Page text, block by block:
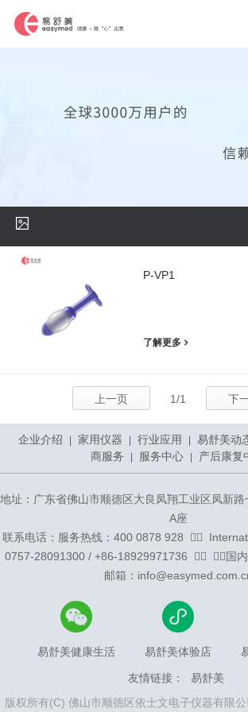
P-VP1
了解更多
上一页 1/1 下
企业介绍 家用仪器 行业应用 易舒美动
商服务
服务中心 产后康复
地址：广东省佛山市顺德区大良凤翔工业区凤新
A座
联系电话：服务热线：400 0878 928 ᅟᅠ
0757-28091300 / +86-18929971736 ᅟᅠ ᅟᅠ国
邮箱：
易舒美健康生活 易舒美体验店
友情链接：
易舒美
版权所有(C) 佛山市顺德区依士文电子仪器有限公